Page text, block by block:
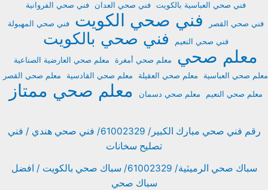
فني صحي العباسية بالكويت
فني صحي العدان فني صحي الفروانية
فني صحي القصر فني صحي الكويت
فني صحي المهبولة
فني صحي النعيم
فني صحي بالكويت
معلم صحي معلم صحي أمغرة
معلم صحي العارضية الصناعية
معلم صحي العباسية
معلم صحي العقيلة معلم صحي القادسية معلم صحي القصر
معلم صحي النعيم معلم صحي دسمان معلم صحي ممتاز
رقم فني صحي مبارك الكبير/ 61002329/ فني صحي هندي / فني
تصليح سخانات
سباك صحي الرميثية/ 61002329/ سباك صحي بالكويت / افضل
سباك صحي